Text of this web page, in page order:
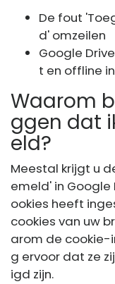
De fout
d' omzeilen
Google
t en offline
Waarom
ggen dat
eld?
Meestal krijgt u
emeld' in
ookies heeft
cookies van uw
arom de cookie-
g ervoor dat ze
igd zijn.